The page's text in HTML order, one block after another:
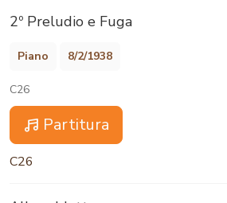
2º Preludio e Fuga
Piano 8/2/1938
C26
Partitura
C26